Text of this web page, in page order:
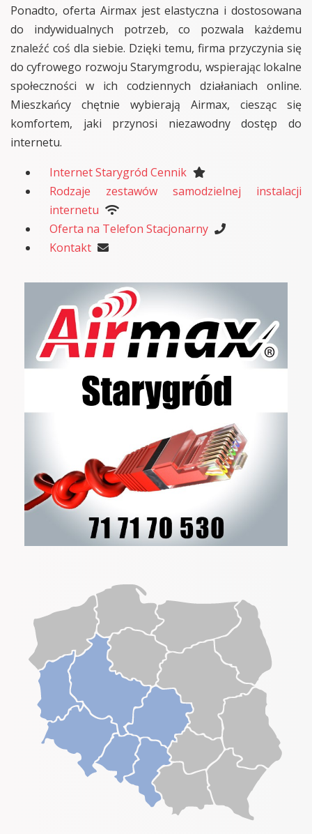
Ponadto, oferta Airmax jest elastyczna i dostosowana
do indywidualnych potrzeb, co pozwala każdemu
znaleźć coś dla siebie. Dzięki temu, firma przyczynia się
do cyfrowego rozwoju Starymgrodu, wspierając lokalne
społeczności w ich codziennych działaniach online.
Mieszkańcy chętnie wybierają Airmax, ciesząc się
komfortem, jaki przynosi niezawodny dostęp do
internetu.
Internet Starygród Cennik
Rodzaje zestawów samodzielnej instalacji
internetu
Oferta na Telefon Stacjonarny
Kontakt